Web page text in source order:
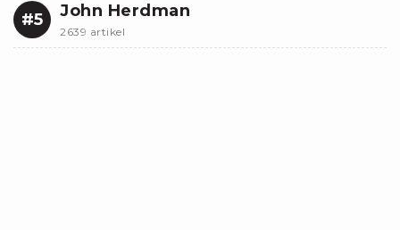
#5 John Herdman
2639 artikel